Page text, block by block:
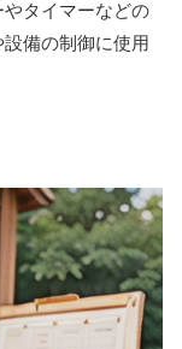
タイマーなどの
備の制御に使用